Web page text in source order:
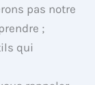
pas notre
;
qui